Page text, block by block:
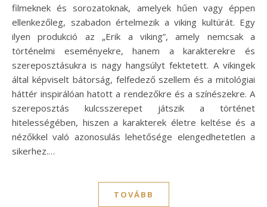
filmeknek és sorozatoknak, amelyek hűen vagy éppen
ellenkezőleg, szabadon értelmezik a viking kultúrát. Egy
ilyen produkció az „Erik a viking”, amely nemcsak a
történelmi eseményekre, hanem a karakterekre és
szereposztásukra is nagy hangsúlyt fektetett. A vikingek
által képviselt bátorság, felfedező szellem és a mitológiai
háttér inspirálóan hatott a rendezőkre és a színészekre. A
szereposztás kulcsszerepet játszik a történet
hitelességében, hiszen a karakterek életre keltése és a
nézőkkel való azonosulás lehetősége elengedhetetlen a
sikerhez.…
TOVÁBB